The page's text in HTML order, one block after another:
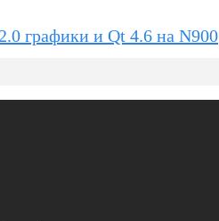
графики и Qt 4.6 на N900